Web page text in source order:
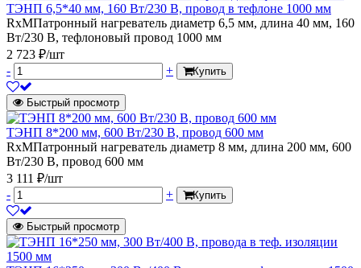
ТЭНП 6,5*40 мм, 160 Вт/230 В, провод в тефлоне 1000 мм
RxMПатронный нагреватель диаметр 6,5 мм, длина 40 мм, 160
Вт/230 В, тефлоновый провод 1000 мм
2 723 ₽/шт
-
+ Купить
Быстрый просмотр
ТЭНП 8*200 мм, 600 Вт/230 В, провод 600 мм
RxMПатронный нагреватель диаметр 8 мм, длина 200 мм, 600
Вт/230 В, провод 600 мм
3 111 ₽/шт
-
+ Купить
Быстрый просмотр